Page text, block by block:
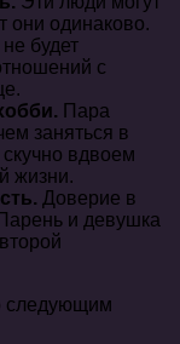
они одинаково.
будет
с
Пара
заняться в
вдвоем
жизни.
Доверие в
и девушка
следующим